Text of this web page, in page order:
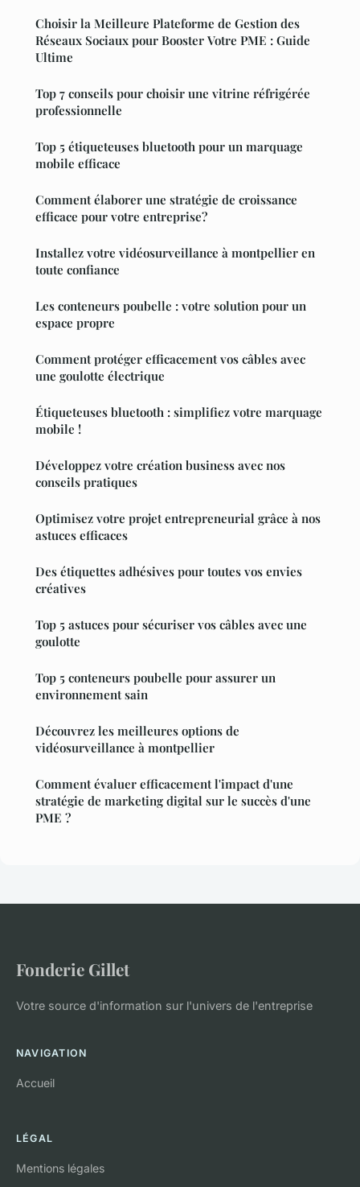
Choisir la Meilleure Plateforme de Gestion des
Réseaux Sociaux pour Booster Votre PME : Guide
Ultime
Top 7 conseils pour choisir une vitrine réfrigérée
professionnelle
Top 5 étiqueteuses bluetooth pour un marquage
mobile efficace
Comment élaborer une stratégie de croissance
efficace pour votre entreprise?
Installez votre vidéosurveillance à montpellier en
toute confiance
Les conteneurs poubelle : votre solution pour un
espace propre
Comment protéger efficacement vos câbles avec
une goulotte électrique
Étiqueteuses bluetooth : simplifiez votre marquage
mobile !
Développez votre création business avec nos
conseils pratiques
Optimisez votre projet entrepreneurial grâce à nos
astuces efficaces
Des étiquettes adhésives pour toutes vos envies
créatives
Top 5 astuces pour sécuriser vos câbles avec une
goulotte
Top 5 conteneurs poubelle pour assurer un
environnement sain
Découvrez les meilleures options de
vidéosurveillance à montpellier
Comment évaluer efficacement l'impact d'une
stratégie de marketing digital sur le succès d'une
PME ?
Fonderie Gillet
Votre source d'information sur l'univers de l'entreprise
NAVIGATION
Accueil
LÉGAL
Mentions légales